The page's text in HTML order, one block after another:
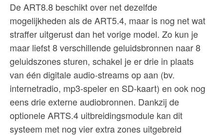
De ART8.8 beschikt over net dezelfde
mogelijkheden als de ART5.4, maar is nog net wat
straffer uitgerust dan het vorige model. Zo kun je
maar liefst 8 verschillende geluidsbronnen naar 8
geluidszones sturen, schakel je er drie in plaats
van één digitale audio-streams op aan (bv.
internetradio, mp3-speler en SD-kaart) en ook nog
eens drie externe audiobronnen. Dankzij de
optionele ARTS.4 uitbreidingsmodule kan dit
systeem met nog vier extra zones uitgebreid